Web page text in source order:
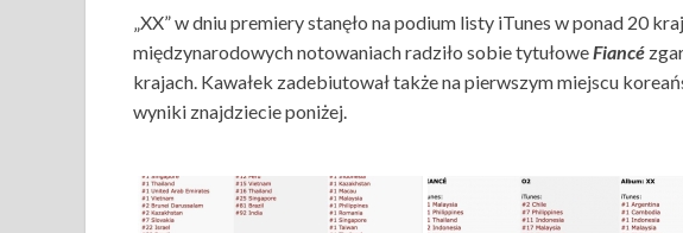
„XX” w dniu premiery stanęło na podium listy iTunes w ponad 20
międzynarodowych notowaniach radziło sobie tytułoweFiancé
krajach. Kawałek zadebiutował także na pierwszym miejscu
wyniki znajdziecie poniżej.